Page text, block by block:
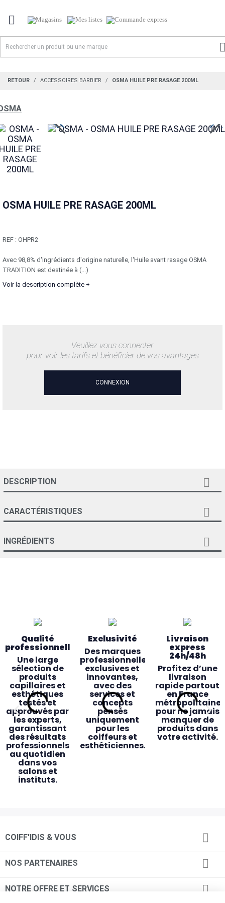

RETOUR ACCESSOIRES BARBIER OSMA HUILE PRE RASAGE 200ML
OSMA HUILE PRE RASAGE 200ML
REF : OHPR2
Avec 98,8% d'ingrédients d'origine naturelle, l'Huile avant rasage OSMA
TRADITION est destinée à (...)
Voir la description complète +
Veuillez vous connecter
pour voir les tarifs et bénéficier de vos avantages
CONNEXION
DESCRIPTION 
CARACTÉRISTIQUES 
INGRÉDIENTS 
Qualité
professionnelle
Une large
sélection de
produits
capillaires et
esthétiques
testés et
approuvés par
les experts,
garantissant
des résultats
professionnels
au quotidien
dans vos
salons et
instituts.
Exclusivité
Des marques
professionnelles
exclusives et
innovantes,
avec des
services et
concepts
pensés
uniquement
pour les
coiffeurs et
esthéticiennes.
Livraison
express
24h/48h
Profitez d’une
livraison
rapide partout
en France
métropolitaine
pour ne jamais
manquer de
produits dans
votre activité.
Des magasins
pensés pour
24 magasins
France, disponibles
Retrait
magasin
Commandez
en ligne avant
récupérez vos
Accessibilité
& proximité
commerciaux
magasin à
COIFF'IDIS & VOUS 
NOS PARTENAIRES 
NOTRE OFFRE ET SERVICES 